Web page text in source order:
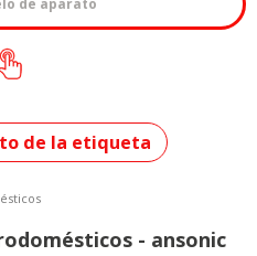
de la etiqueta
- ansonic